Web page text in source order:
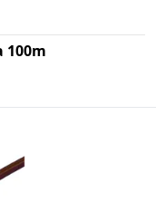
100m